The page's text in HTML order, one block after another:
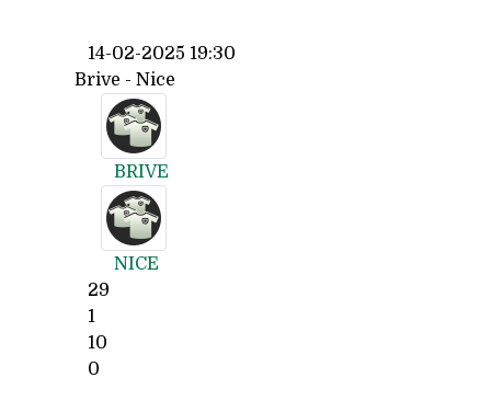
14-02-2025 19:30
Brive - Nice
BRIVE
NICE
29
1
10
0